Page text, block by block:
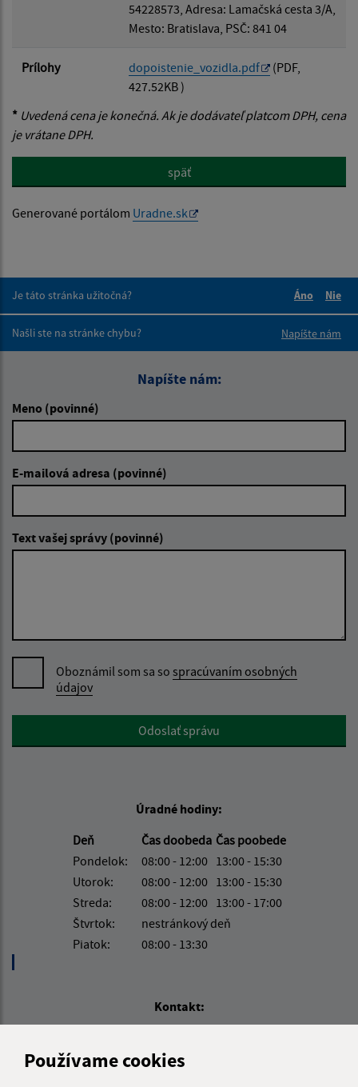
Používame cookies
54228573, Adresa: Lamačská cesta 3/A,
Mesto: Bratislava, PSČ: 841 04
Prílohy dopoistenie_vozidla.pdf
(PDF,
427.52KB )
* Uvedená cena je konečná. Ak je dodávateľ platcom DPH, cena
je vrátane DPH.
späť
Generované portálom Uradne.sk
Je táto stránka užitočná?
Áno
Nie
Našli ste na stránke chybu?
Napíšte nám
Napíšte nám:
Meno (povinné)
E-mailová adresa (povinné)
Text vašej správy (povinné)
Oboznámil som sa so spracúvaním osobných
údajov
Google reCaptcha ResponseOdoslať správu
Úradné hodiny:
Deň
Čas doobeda Čas poobede
Pondelok:
08:00 - 12:00 13:00 - 15:30
Utorok:
08:00 - 12:00 13:00 - 15:30
Streda:
08:00 - 12:00 13:00 - 17:00
Štvrtok:
nestránkový deň
Piatok:
08:00 - 13:30
Kontakt:
Námestie sv. Floriána 259/1